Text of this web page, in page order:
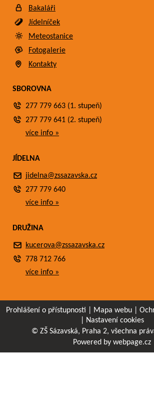
Bakaláři
Jídelníček
Meteostanice
Fotogalerie
Kontakty
SBOROVNA
277 779 663 (1. stupeň)
277 779 641 (2. stupeň)
více info »
JÍDELNA
jidelna@zssazavska.cz
277 779 640
více info »
DRUŽINA
kucerova@zssazavska.cz
778 712 766
více info »
Prohlášení o přístupnosti Mapa webu
Nastavení cookies
© ZŠ Sázavská, Praha 2, všechna
Powered by webpage.cz